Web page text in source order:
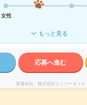
女性
もっと見る
応募へ進む
派遣会社 株式会社ニッソーネット